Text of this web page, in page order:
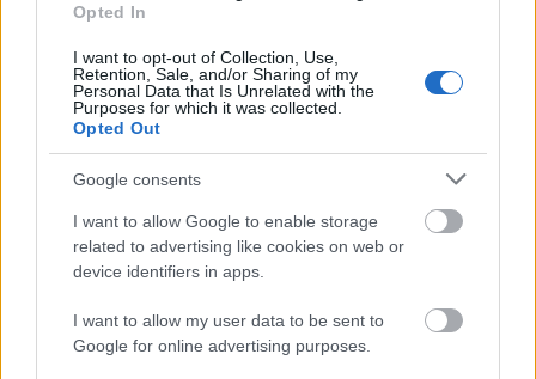
Opted In
I want to opt-out of Collection, Use,
Retention, Sale, and/or Sharing of my
Personal Data that Is Unrelated with the
Purposes for which it was collected.
Opted Out
Google consents
I want to allow Google to enable storage
related to advertising like cookies on web or
device identifiers in apps.
I want to allow my user data to be sent to
Google for online advertising purposes.
GavinBryars Ensemble tolmácsolásában
voltak hallhatók.
Ha helyesen válaszolsz alábbi
kérdésünkre, és likeolod
a július 5-i előadásra, a Müpába!
A Calamity/Billy című két egyfelvonásos
opera szerzői közül ki dolgozott együtt jazz